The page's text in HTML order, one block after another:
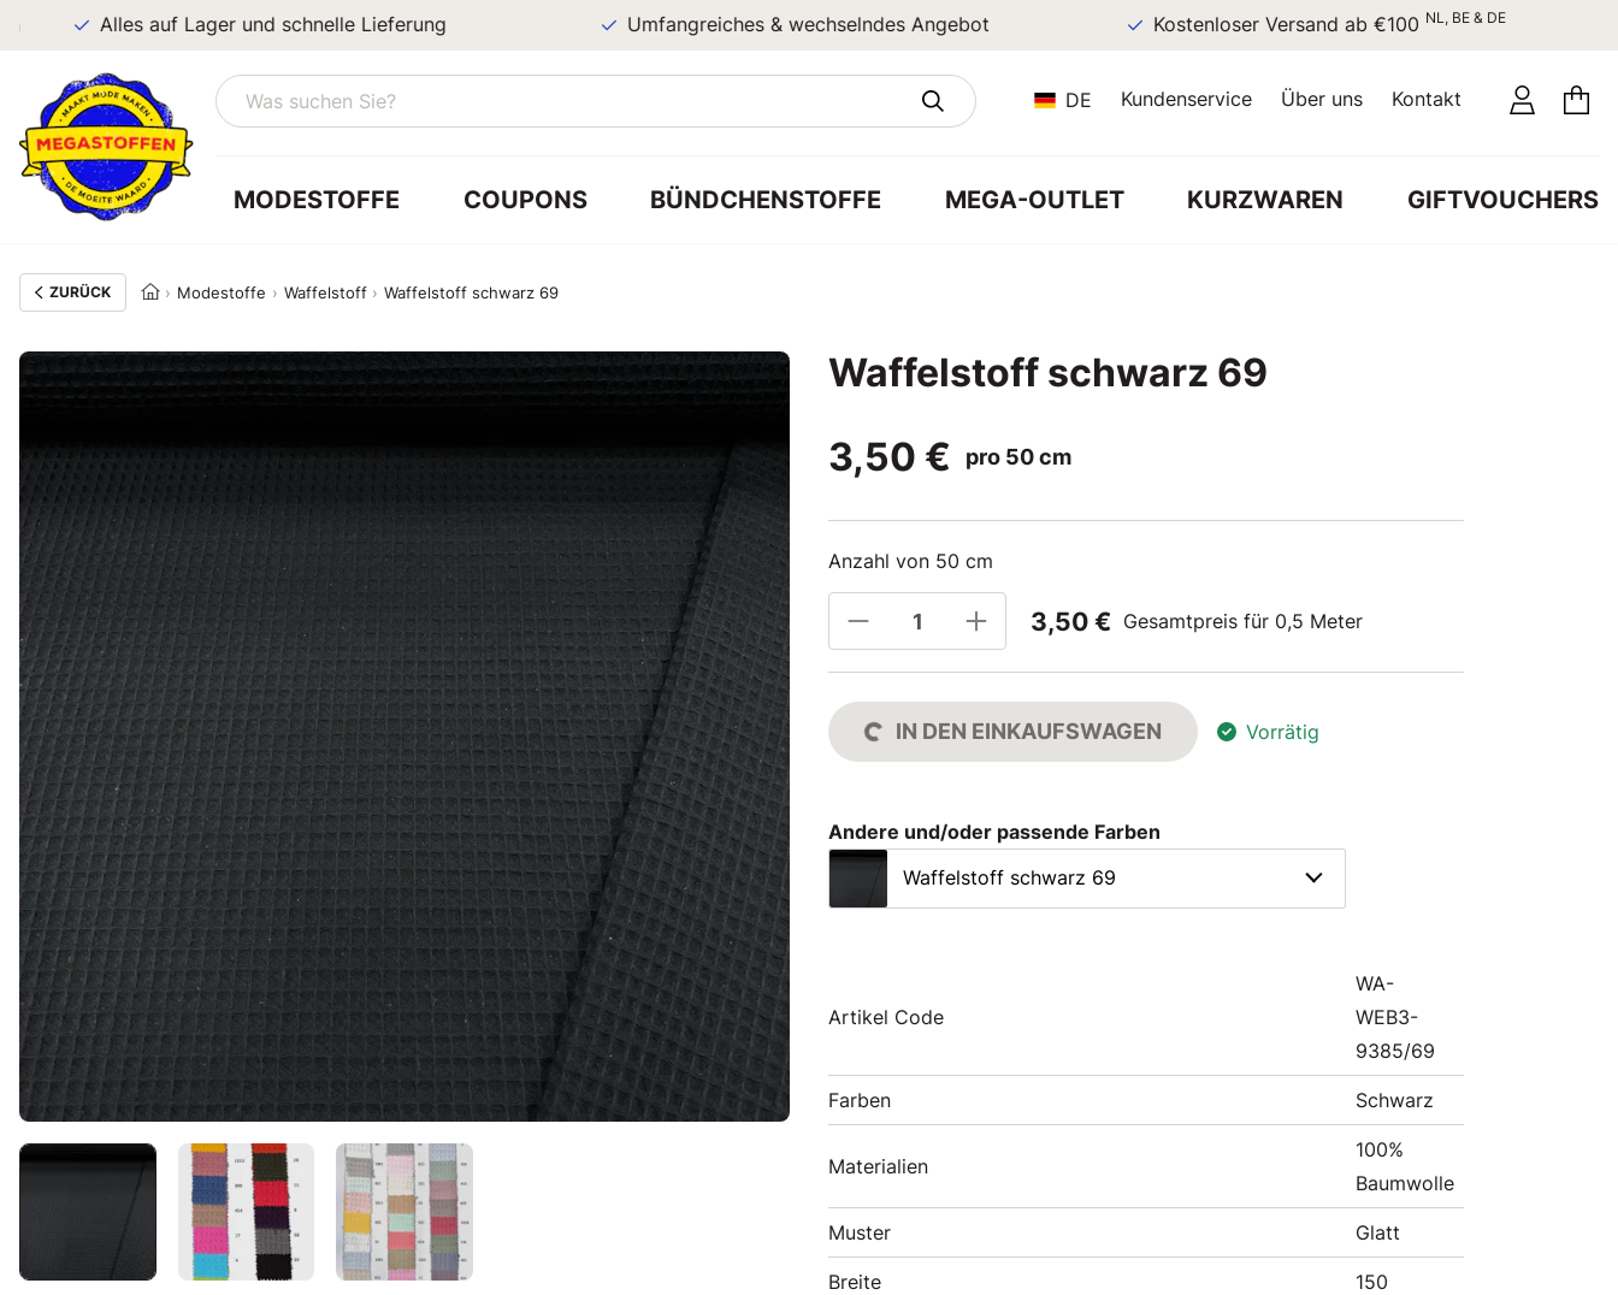
Alles auf Lager und schnelle Lieferung Umfangreiches & wechselndes Angebot Kostenloser Versand ab €100NL, BE & DE
DE Kundenservice Über uns Kontakt
MODESTOFFE COUPONS BÜNDCHENSTOFFE MEGA-OUTLET KURZWAREN GIFTVOUCHERS
ZURÜCK Modestoffe Waffelstoff Waffelstoff schwarz 69
Waffelstoff schwarz 69
3,50 €
pro 50 cm
Anzahl von 50 cm
3,50 € Gesamtpreis für 0,5 Meter
IN DEN EINKAUFSWAGEN Vorrätig
Andere und/oder passende Farben
Waffelstoff schwarz 69
Artikel Code
WA-
WEB3-
9385/69
Farben Schwarz
Materialien
100%
Baumwolle
Muster Glatt
Breite 150